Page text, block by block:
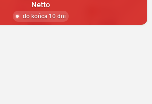
Netto
do końca 10 dni